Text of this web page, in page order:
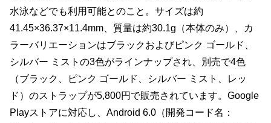
水泳などでも利用可能とのこと。サイズは約
41.45×36.37×11.4mm、質量は約30.1g（本体のみ）、カ
ラーバリエーションはブラックおよびピンク ゴールド、
シルバー ミストの3色がラインナップされ、別売で4色
（ブラック、ピンク ゴールド、シルバー ミスト、レッ
ド）のストラップが5,800円で販売されています。Google
Playストアに対応し、Android 6.0（開発コード名：